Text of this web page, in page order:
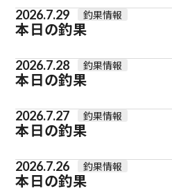
2026.7.29 釣果情報
本日の釣果
2026.7.28 釣果情報
本日の釣果
2026.7.27 釣果情報
本日の釣果
2026.7.26 釣果情報
本日の釣果